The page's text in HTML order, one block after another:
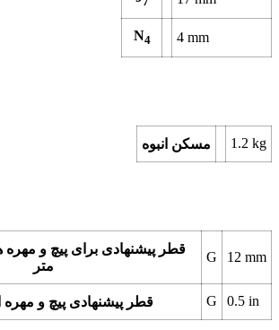
N4 4 mm
مسکن انبوه 1.2 kg
قطر پیشنهادی برای پیچ و مهره
متر
G 12 mm
قطر پیشنهادی پیچ و مهره G 0.5 in